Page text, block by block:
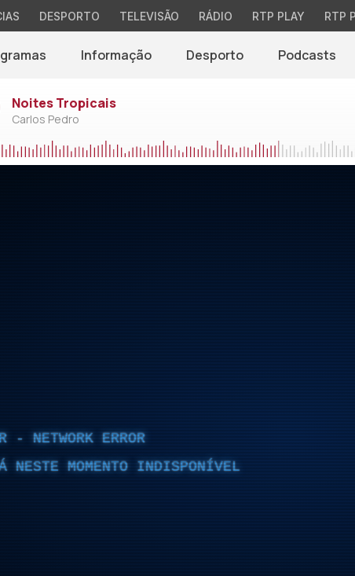
DESPORTO TELEVISÃO RÁDIO RTP PLAY RTP
Informação Desporto Podcasts
Noites Tropicais
Carlos Pedro
- NETWORK ERROR
NESTE MOMENTO INDISPONÍVEL